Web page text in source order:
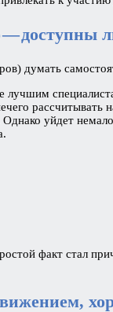
— доступны
думать
лучшим
рассчитывать
уйдет
факт стал